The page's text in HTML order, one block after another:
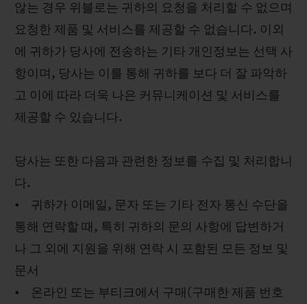
않는 경우 위블로는 귀하의 요청을 처리할 수 없으며
요청한 제품 및 서비스를 제공할 수 없습니다. 이외
에 귀하가 당사에 전송하는 기타 개인정보는 선택 사
항이며, 당사는 이를 통해 귀하를 보다 더 잘 파악하
고 이에 따라 더욱 나은 커뮤니케이션 및 서비스를
제공할 수 있습니다.
당사는 또한 다음과 관련한 정보를 수집 및 처리합니
다.
• 귀하가 이메일, 문자 또는 기타 전자 통신 수단을
통해 연락할 때, 특히 귀하의 문의 사항에 답변하거
나 그 외에 지원을 위해 연락 시 포함된 모든 정보 및
문서
• 온라인 또는 부티크에서 구매(구매한 제품 번호